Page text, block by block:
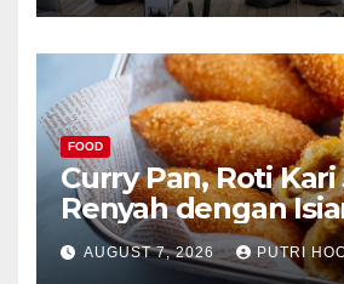
FOOD
Curry Pan, Roti
Renyah dengan
Menggoda
AUGUST 7, 2026 PUTRI